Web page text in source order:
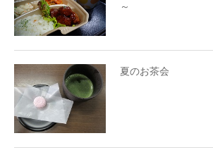
～
夏のお茶会